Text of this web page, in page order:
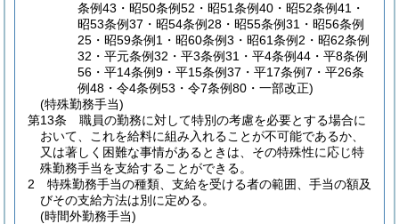
条例43・昭50条例52・昭51条例40・昭52条例41・
昭53条例37・昭54条例28・昭55条例31・昭56条例
25・昭59条例1・昭60条例3・昭61条例2・昭62条例
32・平元条例32・平3条例31・平4条例44・平8条例
56・平14条例9・平15条例37・平17条例7・平26条
例48・令4条例53・令7条例80・一部改正)
(特殊勤務手当)
第13条
職員の勤務に対して特別の考慮を必要とする場合に
おいて、これを給料に組み入れることが不可能であるか、
又は著しく困難な事情があるときは、その特殊性に応じ特
殊勤務手当を支給することができる。
2
特殊勤務手当の種類、支給を受ける者の範囲、手当の額及
びその支給方法は別に定める。
(時間外勤務手当)